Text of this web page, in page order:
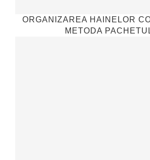
ORGANIZAREA HAINELOR
METODA